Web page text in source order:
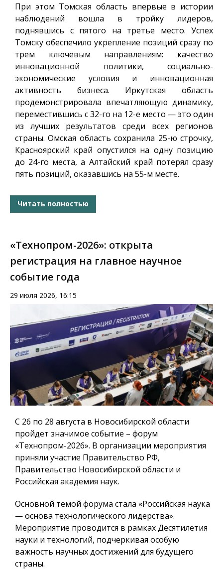
При этом Томская область впервые в истории
наблюдений вошла в тройку лидеров,
поднявшись с пятого на третье место. Успех
Томску обеспечило укрепление позиций сразу по
трем ключевым направлениям: качество
инновационной политики, социально-
экономические условия и инновационная
активность бизнеса. Иркутская область
продемонстрировала впечатляющую динамику,
переместившись с 32-го на 12-е место — это один
из лучших результатов среди всех регионов
страны. Омская область сохранила 25-ю строчку,
Красноярский край опустился на одну позицию
до 24-го места, а Алтайский край потерял сразу
пять позиций, оказавшись на 55-м месте.
Читать полностью
«Технопром-2026»: открыта
регистрация на главное научное
событие года
29 июля 2026, 16:15
С 26 по 28 августа в Новосибирской области
пройдет значимое событие – форум
«Технопром-2026». В организации мероприятия
приняли участие Правительство РФ,
Правительство Новосибирской области и
Российская академия наук.
Основной темой форума стала «Российская наука
— основа технологического лидерства».
Мероприятие проводится в рамках Десятилетия
науки и технологий, подчеркивая особую
важность научных достижений для будущего
страны.